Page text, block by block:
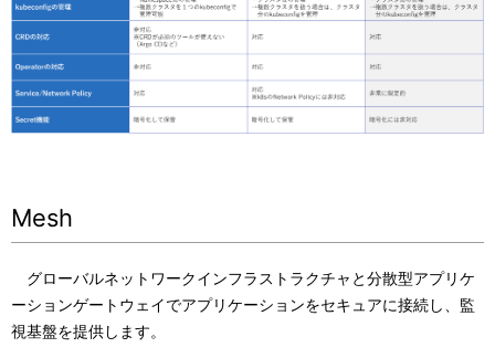
Mesh
グローバルネットワークインフラストラクチャと分散型アプリケ
ーションゲートウェイでアプリケーションをセキュアに接続し、監
視基盤を提供します。